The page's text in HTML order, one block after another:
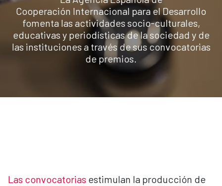
Cooperación Internacional para el Desarrollo
fomenta las actividades socio-culturales,
educativas y periodísticas de la sociedad y de
las instituciones a través de sus convocatorias
de premios.
Las convocatorias estimulan la producción de